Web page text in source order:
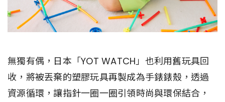
無獨有偶，日本「YOT WATCH」也利用舊玩具回
收，將被丟棄的塑膠玩具再製成為手錶錶殼，透過
資源循環，讓指針一圈一圈引領時尚與環保結合，